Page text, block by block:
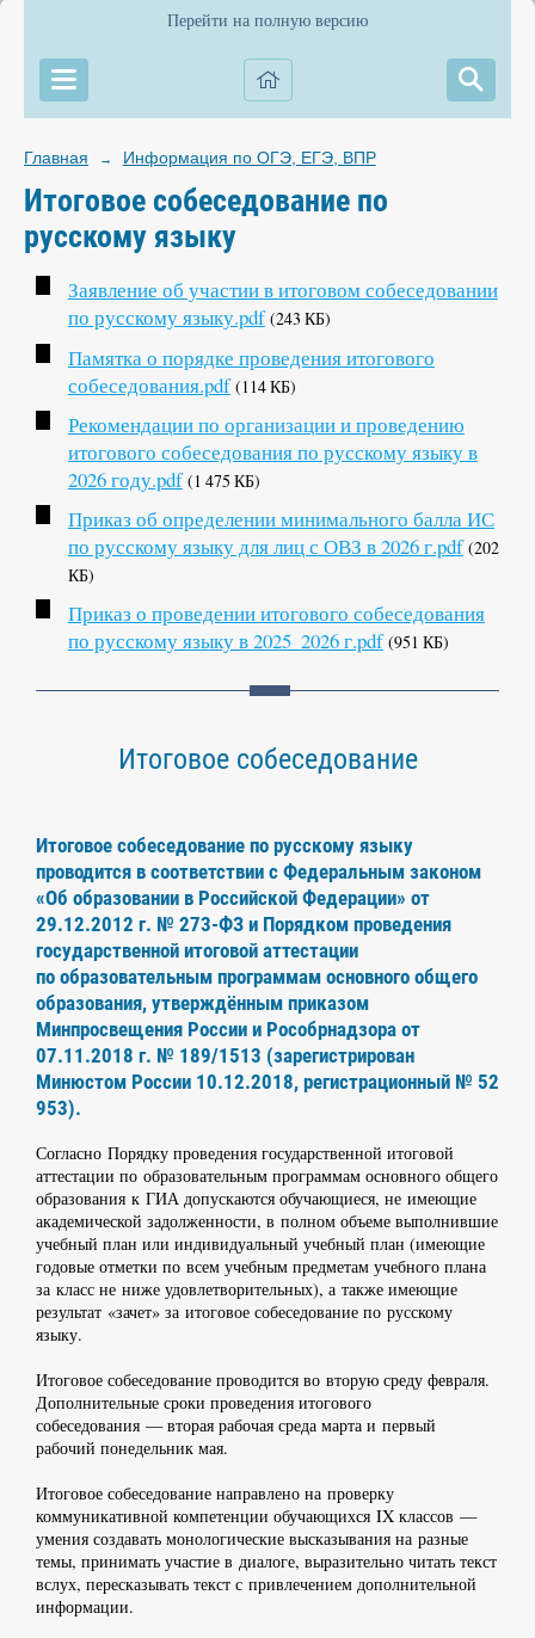
Перейти на полную версию
Главная → Информация по ОГЭ, ЕГЭ, ВПР
Итоговое собеседование по
русскому языку
Заявление об участии в итоговом собеседовании
по русскому языку.pdf (243 КБ)
Памятка о порядке проведения итогового
собеседования.pdf (114 КБ)
Рекомендации по организации и проведению
итогового собеседования по русскому языку в
2026 году.pdf (1 475 КБ)
Приказ об определении минимального балла ИС
по русскому языку для лиц с ОВЗ в 2026 г.pdf (202
КБ)
Приказ о проведении итогового собеседования
по русскому языку в 2025_2026 г.pdf (951 КБ)
Итоговое собеседование
Итоговое собеседование по русскому языку
проводится в соответствии с Федеральным законом
«Об образовании в Российской Федерации» от
29.12.2012 г. № 273-ФЗ и Порядком проведения
государственной итоговой аттестации
по образовательным программам основного общего
образования, утверждённым приказом
Минпросвещения России и Рособрнадзора от
07.11.2018 г. № 189/1513 (зарегистрирован
Минюстом России 10.12.2018, регистрационный № 52
953).
Согласно Порядку проведения государственной итоговой
аттестации по образовательным программам основного общего
образования к ГИА допускаются обучающиеся, не имеющие
академической задолженности, в полном объеме выполнившие
учебный план или индивидуальный учебный план (имеющие
годовые отметки по всем учебным предметам учебного плана
за класс не ниже удовлетворительных), а также имеющие
результат «зачет» за итоговое собеседование по русскому
языку.
Итоговое собеседование проводится во вторую среду февраля.
Дополнительные сроки проведения итогового
собеседования — вторая рабочая среда марта и первый
рабочий понедельник мая.
Итоговое собеседование направлено на проверку
коммуникативной компетенции обучающихся IX классов —
умения создавать монологические высказывания на разные
темы, принимать участие в диалоге, выразительно читать текст
вслух, пересказывать текст с привлечением дополнительной
информации.